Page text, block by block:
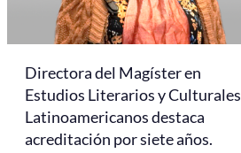
Directora del Magíster en
Estudios Literarios y Culturales
Latinoamericanos destaca
acreditación por siete años.